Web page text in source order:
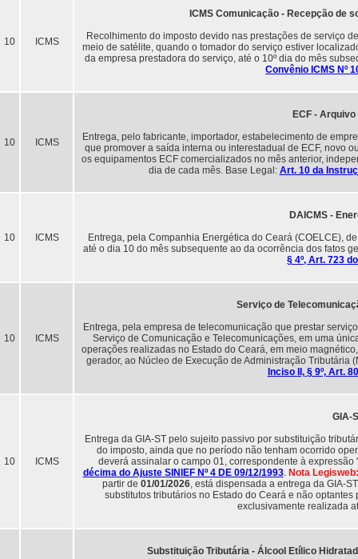
10 ICMS
ICMS Comunicação - Recepção de
Recolhimento do imposto devido nas prestações de serviço
meio de satélite, quando o tomador do serviço estiver
da empresa prestadora do serviço, até o 10º dia do mês
Convênio ICMS Nº
10 ICMS
ECF -
Entrega, pelo fabricante, importador, estabelecimento de
que promover a saída interna ou interestadual de ECF, novo
os equipamentos ECF comercializados no mês anterior,
dia de cada mês. Base Legal: Art. 10 da
10 ICMS
DAICMS -
Entrega, pela Companhia Energética do Ceará (COELCE),
até o dia 10 do mês subsequente ao da ocorrência dos fatos
§ 4º, Art. 723
10 ICMS
Serviço de
Entrega, pela empresa de telecomunicação que prestar
Serviço de Comunicação e Telecomunicações, em uma
operações realizadas no Estado do Ceará, em meio
gerador, ao Núcleo de Execução de Administração Tributária
Inciso II, § 9º, Art.
10 ICMS
GIA-
Entrega da GIA-ST pelo sujeito passivo por substituição
do imposto, ainda que no período não tenham ocorrido
deverá assinalar o campo 01, correspondente à expressão
décima do Ajuste SINIEF Nº 4 DE 09/12/1993. Nota Legisweb:
partir de 01/01/2026, está dispensada a entrega da GIA-
substitutos tributários no Estado do Ceará e não
exclusivamente realizada
Substituição Tributária - Álcool Etílico